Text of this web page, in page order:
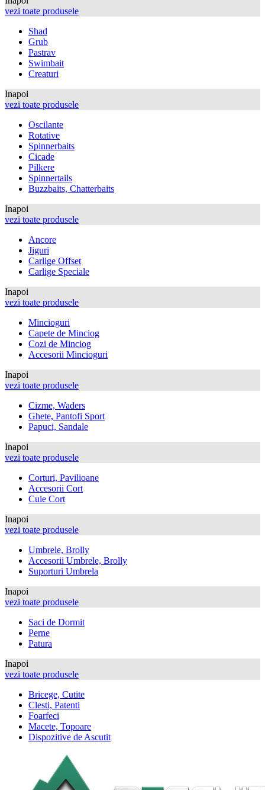
vezi toate produsele
Shad
Grub
Pastrav
Swimbait
Creaturi
Inapoi
vezi toate produsele
Oscilante
Rotative
Spinnerbaits
Cicade
Pilkere
Spinnertails
Buzzbaits, Chatterbaits
Inapoi
vezi toate produsele
Ancore
Jiguri
Carlige Offset
Carlige Speciale
Inapoi
vezi toate produsele
Mincioguri
Capete de Minciog
Cozi de Minciog
Accesorii Mincioguri
Inapoi
vezi toate produsele
Cizme, Waders
Ghete, Pantofi Sport
Papuci, Sandale
Inapoi
vezi toate produsele
Corturi, Pavilioane
Accesorii Cort
Cuie Cort
Inapoi
vezi toate produsele
Umbrele, Brolly
Accesorii Umbrele, Brolly
Suporturi Umbrela
Inapoi
vezi toate produsele
Saci de Dormit
Perne
Patura
Inapoi
vezi toate produsele
Bricege, Cutite
Clesti, Patenti
Foarfeci
Macete, Topoare
Dispozitive de Ascutit